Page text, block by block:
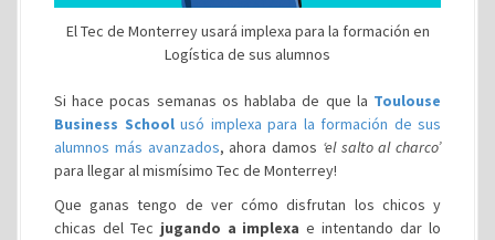
El Tec de Monterrey usará implexa para la formación en
Logística de sus alumnos
Si hace pocas semanas os hablaba de que la Toulouse
Business Schoolusó implexa para la formación de sus
alumnos más avanzados, ahora damos ‘el salto al charco’
para llegar al mismísimo Tec de Monterrey!
Que ganas tengo de ver cómo disfrutan los chicos y
chicas del Tec jugando a implexa e intentando dar lo